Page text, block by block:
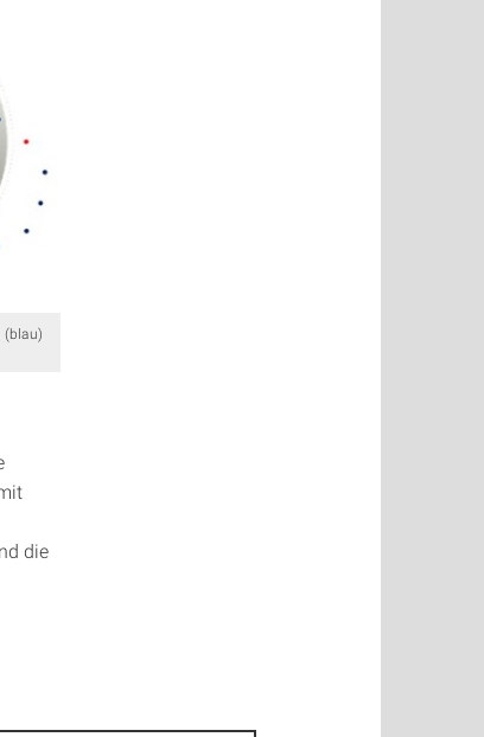
(blau)
die